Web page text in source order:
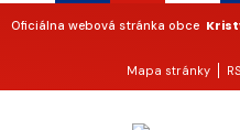
Oficiálna webová stránka obce
Mapa stránky